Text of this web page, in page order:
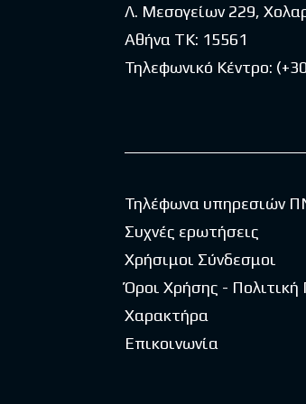
Λ. Μεσογείων 229,
Αθήνα ΤΚ: 15561
Τηλεφωνικό Κέντρο:
Τηλέφωνα υπηρεσιών
Συχνές ερωτήσεις
Χρήσιμοι Σύνδεσμοι
Όροι Χρήσης -
Χαρακτήρα
Επικοινωνία